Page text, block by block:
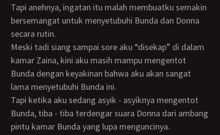
Tapi anehnya, ingatan itu malah membuatku semakin
bersemangat untuk menyetubuhi Bunda dan Donna
secara rutin.
Meski tadi siang sampai sore aku “disekap” di dalam
kamar Zaina, kini aku masih mampu mengentot
Bunda dengan keyakinan bahwa aku akan sangat
lama menyetubuhi Bunda ini.
Tapi ketika aku sedang asyik - asyiknya mengentot
Bunda, tiba - tiba terdengar suara Donna dari ambang
pintu kamar Bunda yang lupa menguncinya.